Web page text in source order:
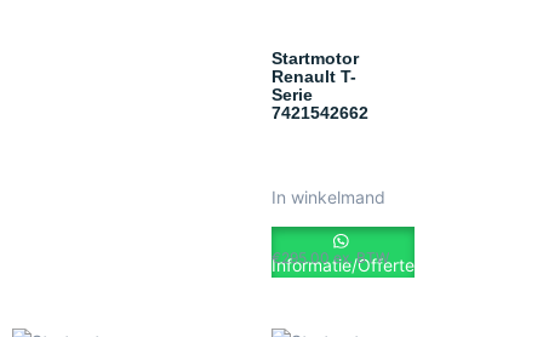
Startmotor
Renault T-
Serie
7421542662
€295.00 ex. BTW
In winkelmand
Informatie/Offerte